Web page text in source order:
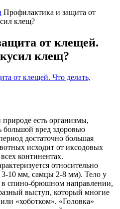
Профилактика и защита от
клещ?
от клещей.
клещ?
есть организмы,
большой вред здоровью
достаточно большая
исходит от иксодовых
континентах.
относительно
10 мм, самцы 2-8 мм). Тело у
в спино-брюшном направлении,
выступ, который многие
«хоботком». «Головка»